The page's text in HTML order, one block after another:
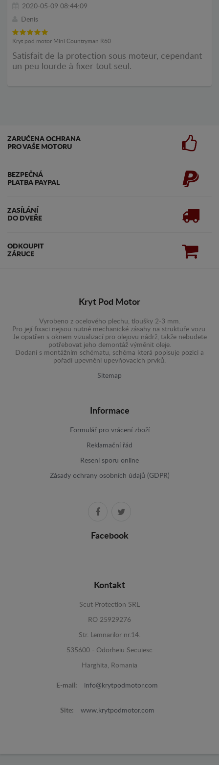
2020-05-09 08:44:09
Denis
Kryt pod motor Mini Countryman R60
Satisfait de la protection sous moteur, cependant
un peu lourde à fixer tout seul.
ZARUČENA OCHRANA
PRO VAŠE MOTORU
BEZPEČNÁ
PLATBA PAYPAL
ZASÍLÁNÍ
DO DVEŘE
ODKOUPIT
ZÁRUCE
Kryt Pod Motor
Vyrobeno z ocelového plechu, tloušky 2-3 mm.
Pro její fixaci nejsou nutné mechanické zásahy na struktuře vozu.
Je opatřen s oknem vizualizací pro olejovu nádrž, takže nebudete
potřebovat jeho demontáž výměnit oleje.
Dodaní s montážním schématu, schéma která popisuje pozici a
pořadí upevnění upevňovacích prvků.
Sitemap
Informace
Formulář pro vrácení zboží
Reklamační řád
Resení sporu online
Zásady ochrany osobních údajů (GDPR)
Facebook
Kontakt
Scut Protection SRL
RO 25929276
Str. Lemnarilor nr.14.
535600 - Odorheiu Secuiesc
Harghita, Romania
E-mail: info@krytpodmotor.com
Site: www.krytpodmotor.com